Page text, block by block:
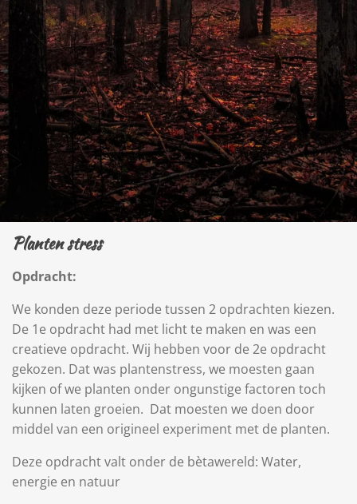
Planten stress
Opdracht:
We konden deze periode tussen 2 opdrachten kiezen.
De 1e opdracht had met licht te maken en was een
creatieve opdracht. Wij hebben voor de 2e opdracht
gekozen. Dat was plantenstress, we moesten gaan
kijken of we planten onder ongunstige factoren toch
kunnen laten groeien. Dat moesten we doen door
middel van een origineel experiment met de planten.
Deze opdracht valt onder de bètawereld: Water,
energie en natuur